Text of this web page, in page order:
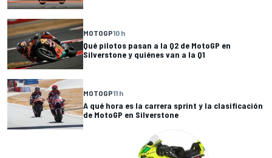
MOTOGP10 h
Qué pilotos pasan a la Q2 de MotoGP en
Silverstone y quiénes van a la Q1
MOTOGP11 h
A qué hora es la carrera sprint y la clasificación
de MotoGP en Silverstone